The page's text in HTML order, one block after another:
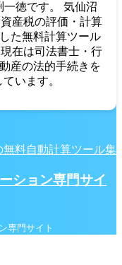
徳です。 気仙沼
産税の評価・計算
た無料計算ツール
在は司法書士・行
産の法的手続きを
います。
料自動計算ツール集
ション専門サイ
専門サイト